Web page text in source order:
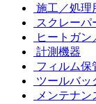
施工／処理
スクレーパ
ヒートガン
計測機器
フィルム保
ツールバッ
メンテナン